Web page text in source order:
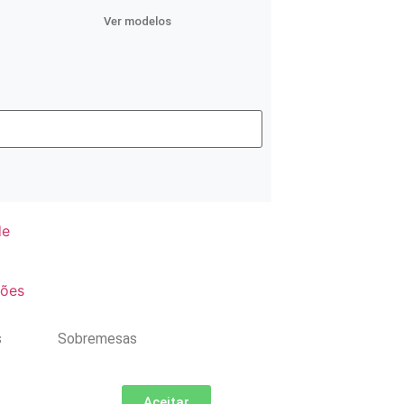
Ver modelos
Sobremesas